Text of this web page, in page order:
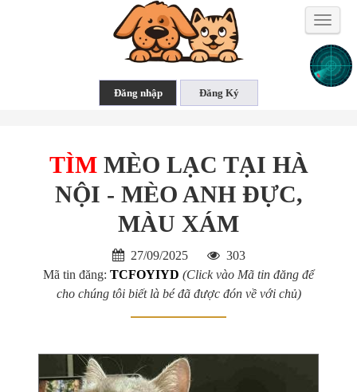
Toggle
TÌM MÈO LẠC TẠI HÀ
NỘI - MÈO ANH ĐỰC,
MÀU XÁM
27/09/2025
303
Mã tin đăng: TCFOYIYD (Click vào Mã tin đăng để
cho chúng tôi biết là bé đã được đón về với chủ)